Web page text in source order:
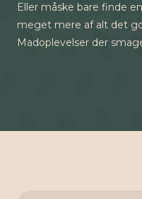
Eller måske bare finde
meget mere af alt det
Madoplevelser der